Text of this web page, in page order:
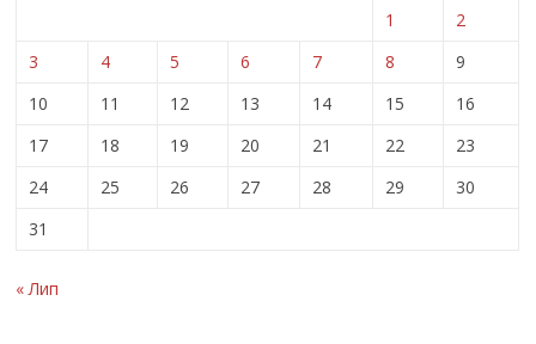
1
2
3
4 5 6 7 8
9
10
11 12 13 14 15
16
17
18 19 20 21 22
23
24
25 26 27 28 29
30
31
« Лип